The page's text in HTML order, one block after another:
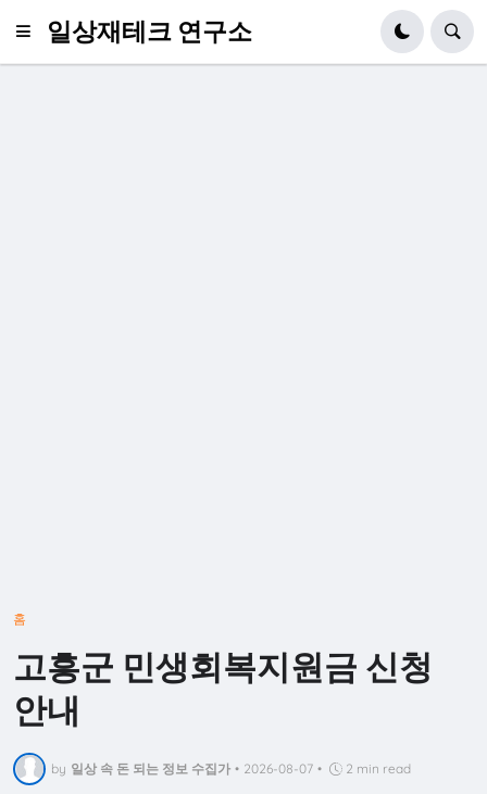
일상재테크 연구소
홈
고흥군 민생회복지원금 신청
안내
by 일상 속 돈 되는 정보 수집가 • 2026-08-07 • 2 min read